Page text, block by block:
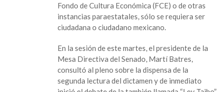
Fondo de Cultura Económica (FCE) o de otras
instancias paraestatales, sólo se requiera ser
ciudadana o ciudadano mexicano.
En la sesión de este martes, el presidente de la
Mesa Directiva del Senado, Martí Batres,
consultó al pleno sobre la dispensa de la
segunda lectura del dictamen y de inmediato